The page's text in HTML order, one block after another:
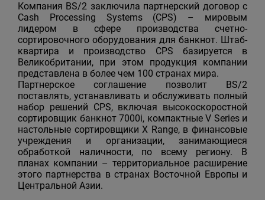
Компания BS/2 заключила партнерский договор с
Cash Processing Systems (CPS) – мировым
лидером в сфере производства счетно-
сортировочного оборудования для банкнот. Штаб-
квартира и производство CPS базируется в
Великобритании, при этом продукция компании
представлена в более чем 100 странах мира.
Партнерское соглашение позволит BS/2
поставлять, устанавливать и обслуживать полный
набор решений CPS, включая высокоскоростной
сортировщик банкнот 7000i, компактные V Series и
настольные сортировщики X Range, в финансовые
учреждения и организации, занимающиеся
обработкой наличности, по всему региону. В
планах компании – территориальное расширение
этого партнерства в странах Восточной Европы и
Центральной Азии.